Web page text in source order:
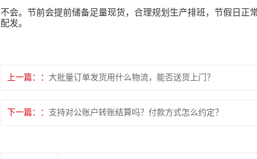
不会。节前会提前储备足量现货，合理规划生产排班，节假日
配发。
上一篇： 大批量订单发货用什么物流，能否送货上门？
下一篇： 支持对公账户转账结算吗？付款方式怎么约定？